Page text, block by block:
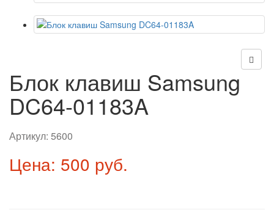
Блок клавиш Samsung
DC64-01183A
Артикул: 5600
Цена: 500 руб.